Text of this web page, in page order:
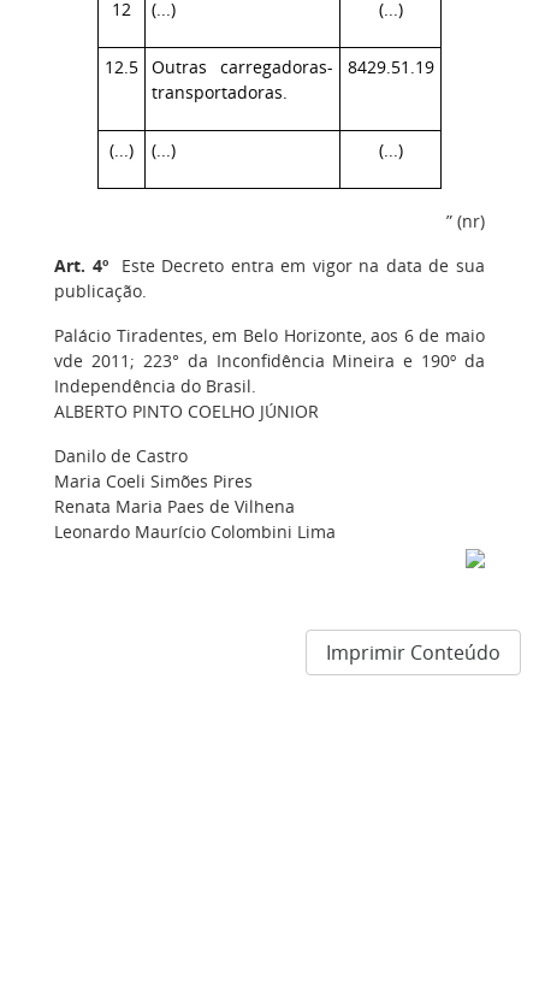
12 (...) (...)
12.5 Outras carregadoras-
transportadoras.
8429.51.19
(...) (...) (...)
” (nr)
Art. 4ºEste Decreto entra em vigor na data de sua
publicação.
Palácio Tiradentes, em Belo Horizonte, aos 6 de maio
vde 2011; 223° da Inconfidência Mineira e 190º da
Independência do Brasil.
ALBERTO PINTO COELHO JÚNIOR
Danilo de Castro
Maria Coeli Simões Pires
Renata Maria Paes de Vilhena
Leonardo Maurício Colombini Lima
Imprimir Conteúdo